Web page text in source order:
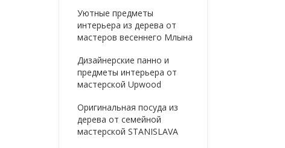
Уютные предметы
интерьера из дерева от
мастеров весеннего Млына
Дизайнерские панно и
предметы интерьера от
мастерской Upwood
Оригинальная посуда из
дерева от семейной
мастерской STANISLAVA